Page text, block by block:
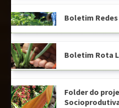
Boletim
Boletim Rota
Folder do